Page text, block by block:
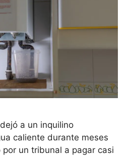
a un inquilino
caliente durante meses
un tribunal a pagar casi